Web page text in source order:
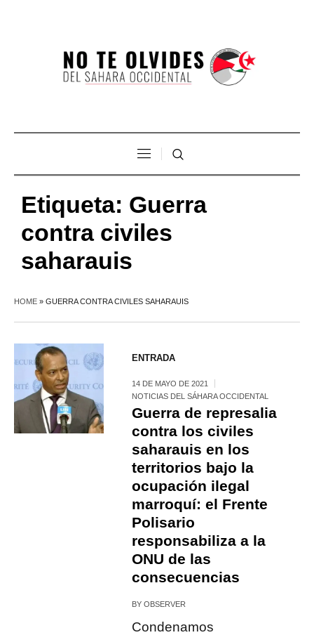
Etiqueta: Guerra
contra civiles
saharauis
HOME » GUERRA CONTRA CIVILES SAHARAUIS
ENTRADA
14 DE MAYO DE 2021
NOTICIAS DEL SÁHARA OCCIDENTAL
Guerra de represalia
contra los civiles
saharauis en los
territorios bajo la
ocupación ilegal
marroquí: el Frente
Polisario
responsabiliza a la
ONU de las
consecuencias
BYOBSERVER
Condenamos